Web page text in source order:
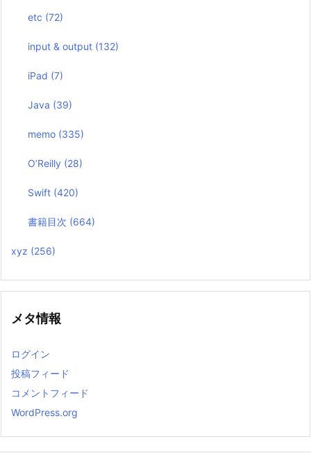
etc (72)
input & output (132)
iPad (7)
Java (39)
memo (335)
O’Reilly (28)
Swift (420)
書籍目次 (664)
xyz (256)
メタ情報
ログイン
投稿フィード
コメントフィード
WordPress.org